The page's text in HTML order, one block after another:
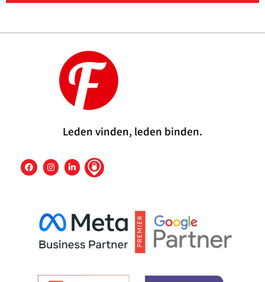
Leden vinden, leden binden.